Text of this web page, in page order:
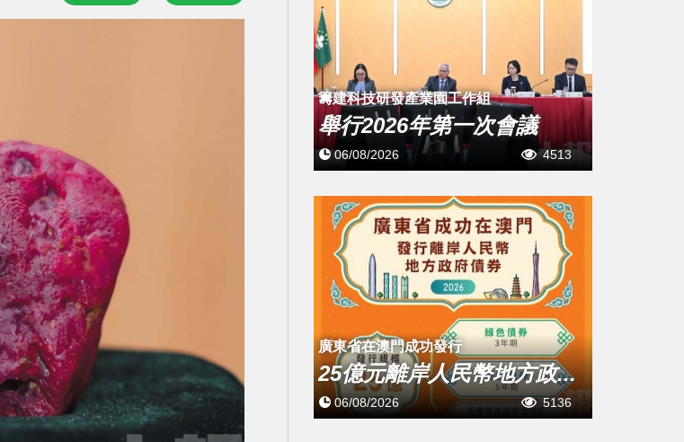
籌建科技研發產業園工作組
舉行2026年第一次會議
06/08/2026 4513
廣東省在澳門成功發行
25億元離岸人民幣地方政...
06/08/2026 5136